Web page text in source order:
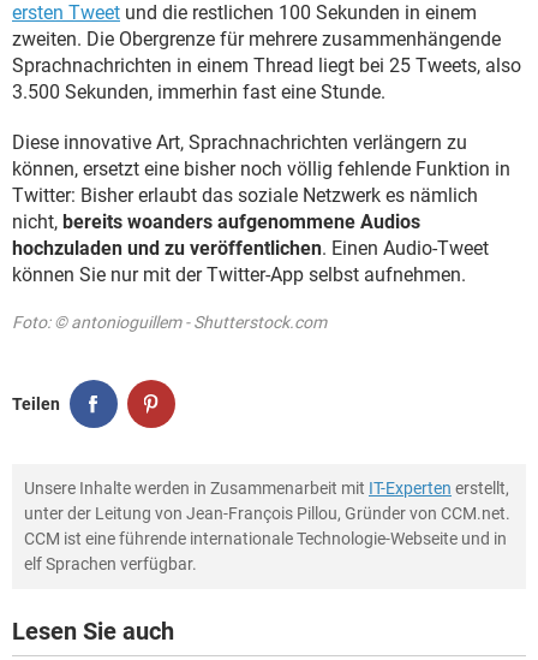
ersten Tweet und die restlichen 100 Sekunden in einem
zweiten. Die Obergrenze für mehrere zusammenhängende
Sprachnachrichten in einem Thread liegt bei 25 Tweets, also
3.500 Sekunden, immerhin fast eine Stunde.
Diese innovative Art, Sprachnachrichten verlängern zu
können, ersetzt eine bisher noch völlig fehlende Funktion in
Twitter: Bisher erlaubt das soziale Netzwerk es nämlich
nicht, bereits woanders aufgenommene Audios
hochzuladen und zu veröffentlichen. Einen Audio-Tweet
können Sie nur mit der Twitter-App selbst aufnehmen.
Foto: © antonioguillem - Shutterstock.com
Teilen
Unsere Inhalte werden in Zusammenarbeit mit IT-Experten erstellt,
unter der Leitung von Jean-François Pillou, Gründer von CCM.net.
CCM ist eine führende internationale Technologie-Webseite und in
elf Sprachen verfügbar.
Lesen Sie auch